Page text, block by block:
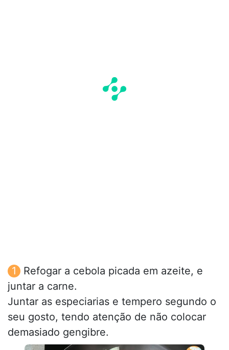
Refogar a cebola picada em azeite, e
juntar a carne.
Juntar as especiarias e tempero segundo o
seu gosto, tendo atenção de não colocar
demasiado gengibre.